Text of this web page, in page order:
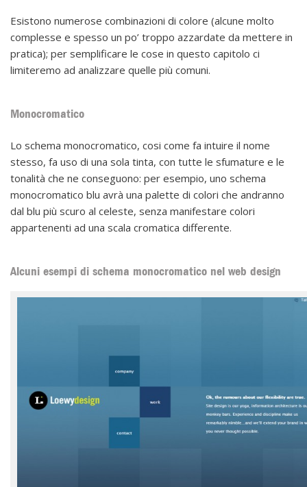
Esistono numerose combinazioni di colore (alcune molto
complesse e spesso un po’ troppo azzardate da mettere in
pratica); per semplificare le cose in questo capitolo ci
limiteremo ad analizzare quelle più comuni.
Monocromatico
Lo schema monocromatico, cosi come fa intuire il nome
stesso, fa uso di una sola tinta, con tutte le sfumature e le
tonalità che ne conseguono: per esempio, uno schema
monocromatico blu avrà una palette di colori che andranno
dal blu più scuro al celeste, senza manifestare colori
appartenenti ad una scala cromatica differente.
Alcuni esempi di schema monocromatico nel web design